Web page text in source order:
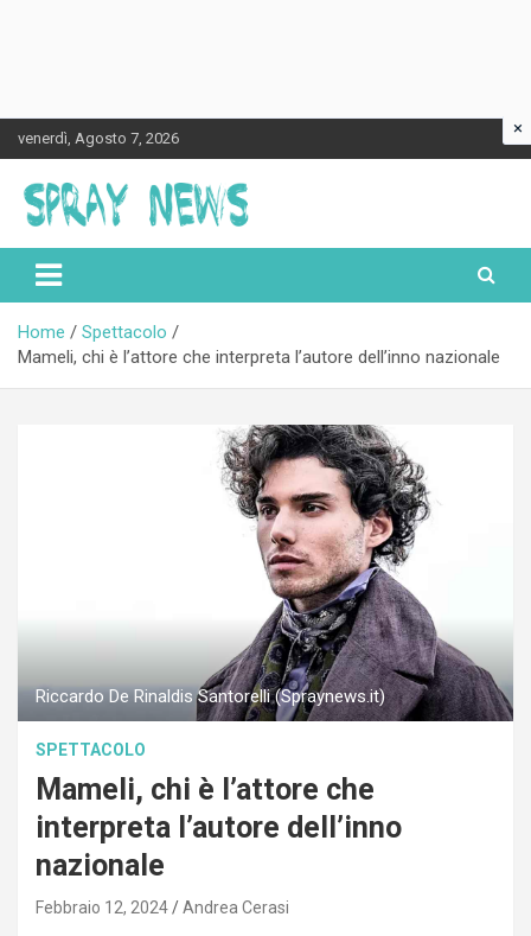
to
content
venerdì, Agosto 7, 2026
Spraynews.it
Home
Spettacolo
Mameli, chi è l’attore che interpreta l’autore dell’inno nazionale
Riccardo De Rinaldis Santorelli (Spraynews.it)
SPETTACOLO
Mameli, chi è l’attore che
interpreta l’autore dell’inno
nazionale
Febbraio 12, 2024 Andrea Cerasi
×